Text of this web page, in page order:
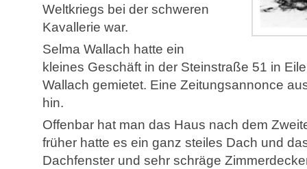
Weltkriegs bei der schweren
Kavallerie war.
Selma Wallach hatte ein
kleines Geschäft in der Steinstraße 51 in
Wallach gemietet. Eine Zeitungsannonce
hin.
Offenbar hat man das Haus nach dem
früher hatte es ein ganz steiles Dach und
Dachfenster und sehr schräge